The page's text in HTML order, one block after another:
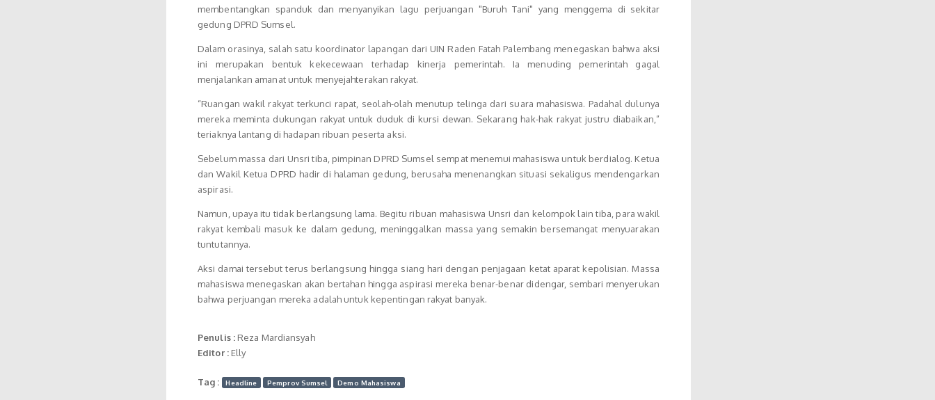
membentangkan spanduk dan menyanyikan lagu perjuangan "Buruh Tani" yang menggema di sekitar
gedung DPRD Sumsel.
Dalam orasinya, salah satu koordinator lapangan dari UIN Raden Fatah Palembang menegaskan bahwa aksi
ini merupakan bentuk kekecewaan terhadap kinerja pemerintah. Ia menuding pemerintah gagal
menjalankan amanat untuk menyejahterakan rakyat.
“Ruangan wakil rakyat terkunci rapat, seolah-olah menutup telinga dari suara mahasiswa. Padahal dulunya
mereka meminta dukungan rakyat untuk duduk di kursi dewan. Sekarang hak-hak rakyat justru diabaikan,”
teriaknya lantang di hadapan ribuan peserta aksi.
Sebelum massa dari Unsri tiba, pimpinan DPRD Sumsel sempat menemui mahasiswa untuk berdialog. Ketua
dan Wakil Ketua DPRD hadir di halaman gedung, berusaha menenangkan situasi sekaligus mendengarkan
aspirasi.
Namun, upaya itu tidak berlangsung lama. Begitu ribuan mahasiswa Unsri dan kelompok lain tiba, para wakil
rakyat kembali masuk ke dalam gedung, meninggalkan massa yang semakin bersemangat menyuarakan
tuntutannya.
Aksi damai tersebut terus berlangsung hingga siang hari dengan penjagaan ketat aparat kepolisian. Massa
mahasiswa menegaskan akan bertahan hingga aspirasi mereka benar-benar didengar, sembari menyerukan
bahwa perjuangan mereka adalah untuk kepentingan rakyat banyak.
Penulis :Reza Mardiansyah
Editor :Elly
Tag : Headline Pemprov Sumsel Demo Mahasiswa